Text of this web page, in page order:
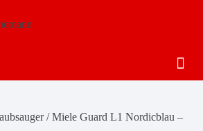
/ Miele Guard L1 Nordicblau –